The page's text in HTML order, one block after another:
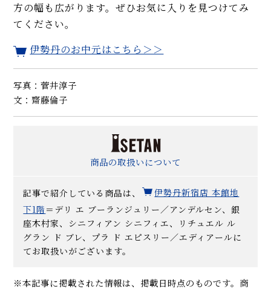
方の幅も広がります。ぜひお気に入りを見つけてみ
てください。
伊勢丹のお中元はこちら＞＞
写真：菅井淳子
文：齋藤倫子
商品の取扱いについて
記事で紹介している商品は、
伊勢丹新宿店 本館地
下1階 ＝デリ エ ブーランジュリー／アンデルセン、銀
座木村家、シニフィアン シニフィエ、リチュエル ル
グラン ド ブレ、プラ ド エピスリー／エディアールに
てお取扱いがございます。
※本記事に掲載された情報は、掲載日時点のものです。商